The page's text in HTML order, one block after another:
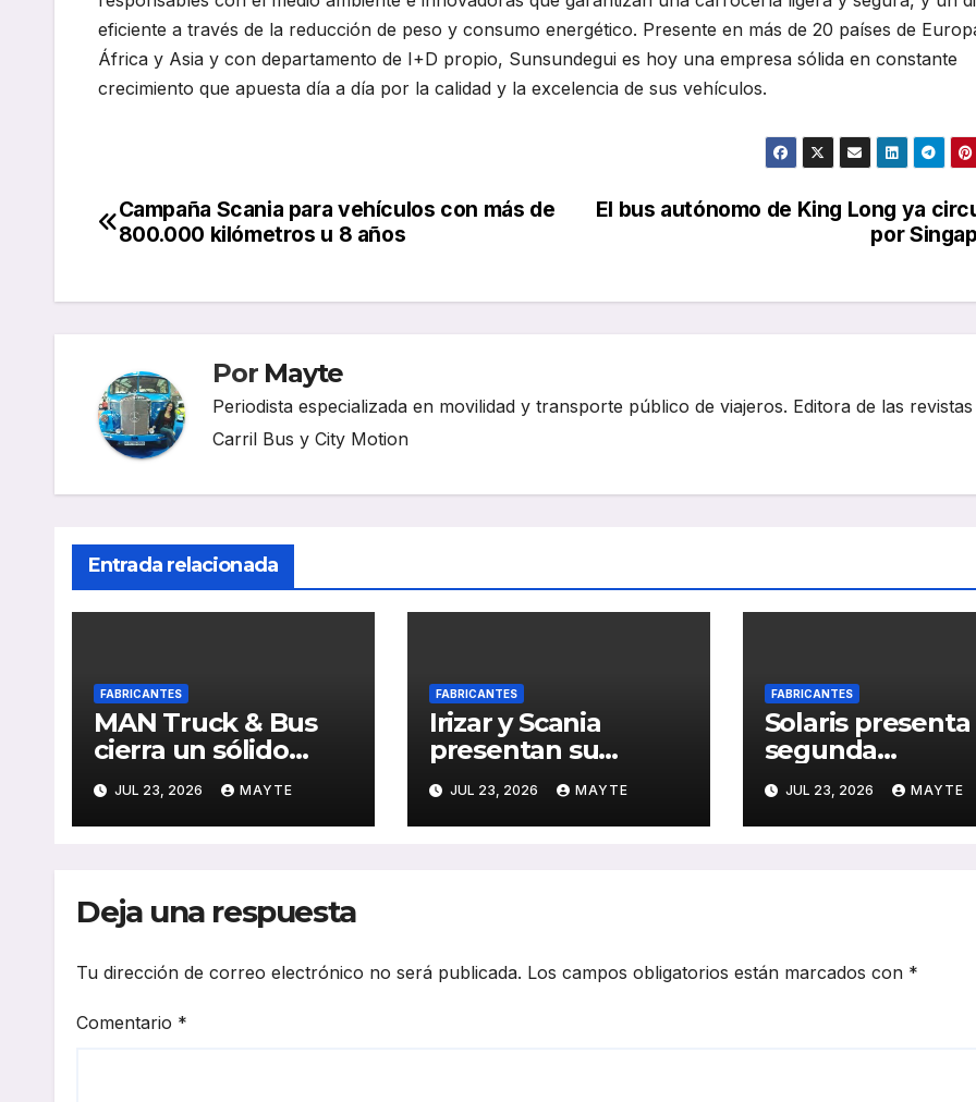
eficiente a través de la reducción de peso y consumo energético. Presente en más de 20 países de
África y Asia y con departamento de I+D propio, Sunsundegui es hoy una empresa sólida en constante
crecimiento que apuesta día a día por la calidad y la excelencia de sus vehículos.
Navegación
entradas
El bus autónomo de King Long ya
por
Campaña Scania para vehículos con más de
800.000 kilómetros u 8 años
Por Mayte
Periodista especializada en movilidad y transporte público de viajeros. Editora de las revistas
Carril Bus y City Motion
Entrada relacionada
FABRICANTES
MAN Truck & Bus
cierra un sólido
primer semestre de
2026 con
crecimiento en
JUL 23, 2026 MAYTE
FABRICANTES
Irizar y Scania
presentan su
candidatura Coach
a los SBY 2027 con
el i6S Efficient
JUL 23, 2026 MAYTE
FABRICANTES
Solaris presenta
segunda
generación del
Urbino 18
ante el jurado
JUL 23, 2026 MAYTE
Deja una respuesta
Tu dirección de correo electrónico no será publicada. Los campos obligatorios están marcados con *
Comentario *